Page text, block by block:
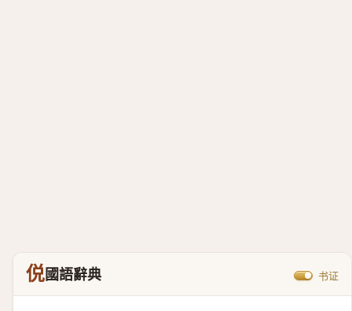
侻國語辭典 书证